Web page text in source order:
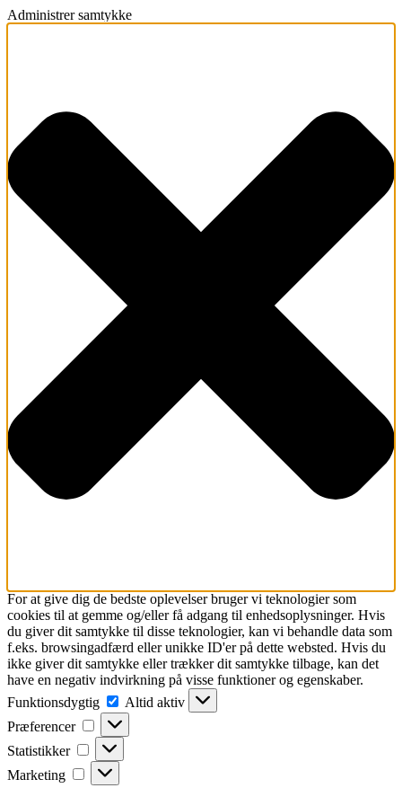
Administrer samtykke
For at give dig de bedste oplevelser bruger vi teknologier som
cookies til at gemme og/eller få adgang til enhedsoplysninger. Hvis
du giver dit samtykke til disse teknologier, kan vi behandle data som
f.eks. browsingadfærd eller unikke ID'er på dette websted. Hvis du
ikke giver dit samtykke eller trækker dit samtykke tilbage, kan det
have en negativ indvirkning på visse funktioner og egenskaber.
Funktionsdygtig
Funktionsdygtig
Altid aktiv
Præferencer
Præferencer
Statistikker Statistikker
Marketing Marketing